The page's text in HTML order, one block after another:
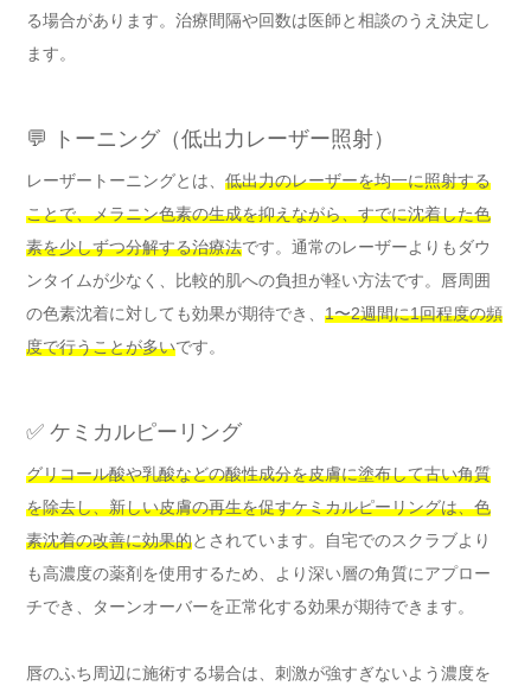
る場合があります。治療間隔や回数は医師と相談のうえ決定し
ます。
💬 トーニング（低出力レーザー照射）
レーザートーニングとは、 低出力のレーザーを均一に照射する
ことで、メラニン色素の生成を抑えながら、すでに沈着した色
素を少しずつ分解する治療法です。通常のレーザーよりもダウ
ンタイムが少なく、比較的肌への負担が軽い方法です。唇周囲
の色素沈着に対しても効果が期待でき、 1〜2週間に1回程度の頻
度で行うことが多いです。
✅ ケミカルピーリング
グリコール酸や乳酸などの酸性成分を皮膚に塗布して古い角質
を除去し、新しい皮膚の再生を促すケミカルピーリングは、色
素沈着の改善に効果的とされています。自宅でのスクラブより
も高濃度の薬剤を使用するため、より深い層の角質にアプロー
チでき、ターンオーバーを正常化する効果が期待できます。
唇のふち周辺に施術する場合は、刺激が強すぎないよう濃度を